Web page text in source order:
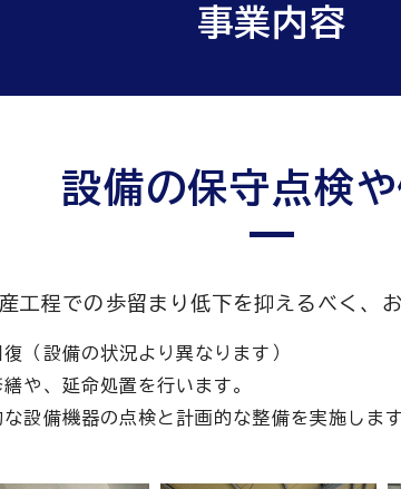
事業内容
設備の保守点検
工程での歩留まり低下を抑えるべく、
（設備の状況より異なります）
や、延命処置を行います。
設備機器の点検と計画的な整備を実施します